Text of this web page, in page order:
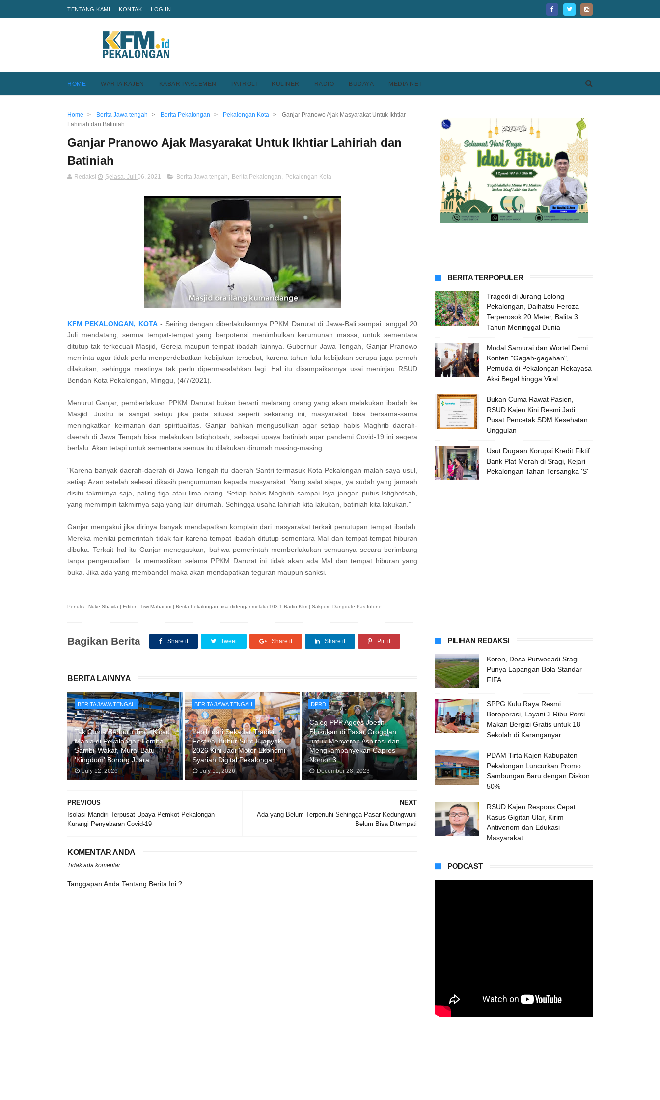
TENTANG KAMI KONTAK LOG IN
HOME WARTA KAJEN KABAR PARLEMEN PATROLI KULINER RADIO BUDAYA MEDIA NET
Home > Berita Jawa tengah > Berita Pekalongan > Pekalongan Kota >
Ganjar Pranowo Ajak Masyarakat Untuk Ikhtiar
Lahiriah dan Batiniah
Ganjar Pranowo Ajak Masyarakat Untuk Ikhtiar Lahiriah dan
Batiniah
Redaksi Selasa, Juli 06, 2021 Berita Jawa tengah, Berita Pekalongan, Pekalongan Kota
KFM PEKALONGAN, KOTA- Seiring dengan diberlakukannya PPKM Darurat di Jawa-Bali sampai tanggal 20
Juli mendatang, semua tempat-tempat yang berpotensi menimbulkan kerumunan massa, untuk sementara
ditutup tak terkecuali Masjid, Gereja maupun tempat ibadah lainnya. Gubernur Jawa Tengah, Ganjar Pranowo
meminta agar tidak perlu menperdebatkan kebijakan tersebut, karena tahun lalu kebijakan serupa juga pernah
dilakukan, sehingga mestinya tak perlu dipermasalahkan lagi. Hal itu disampaikannya usai meninjau RSUD
Bendan Kota Pekalongan, Minggu, (4/7/2021).
Menurut Ganjar, pemberlakuan PPKM Darurat bukan berarti melarang orang yang akan melakukan ibadah ke
Masjid. Justru ia sangat setuju jika pada situasi seperti sekarang ini, masyarakat bisa bersama-sama
meningkatkan keimanan dan spiritualitas. Ganjar bahkan mengusulkan agar setiap habis Maghrib daerah-
daerah di Jawa Tengah bisa melakukan Istighotsah, sebagai upaya batiniah agar pandemi Covid-19 ini segera
berlalu. Akan tetapi untuk sementara semua itu dilakukan dirumah masing-masing.
"Karena banyak daerah-daerah di Jawa Tengah itu daerah Santri termasuk Kota Pekalongan malah saya usul,
setiap Azan setelah selesai dikasih pengumuman kepada masyarakat. Yang salat siapa, ya sudah yang jamaah
disitu takmirnya saja, paling tiga atau lima orang. Setiap habis Maghrib sampai Isya jangan putus Istighotsah,
yang memimpin takmirnya saja yang lain dirumah. Sehingga usaha lahiriah kita lakukan, batiniah kita lakukan."
Ganjar mengakui jika dirinya banyak mendapatkan komplain dari masyarakat terkait penutupan tempat ibadah.
Mereka menilai pemerintah tidak fair karena tempat ibadah ditutup sementara Mal dan tempat-tempat hiburan
dibuka. Terkait hal itu Ganjar menegaskan, bahwa pemerintah memberlakukan semuanya secara berimbang
tanpa pengecualian. Ia memastikan selama PPKM Darurat ini tidak akan ada Mal dan tempat hiburan yang
buka. Jika ada yang membandel maka akan mendapatkan teguran maupun sanksi
Penulis : Nuke Shavila | Editor : Tiwi Maharani | Berita Pekalongan bisa didengar melalui 103.1 Radio Kfm | Sakpore Dangdute Pas Infone
Bagikan Berita Share it Tweet Share it Share it Pin it
BERITA LAINNYA
BERITA JAWA TENGAH
Tak Cuma Berburu Trofi, Kicau
Mania di Pekalongan Lomba
Sambil Wakaf, Murai Batu
'Kingdom' Borong Juara
July 12, 2026
BERITA JAWA TENGAH
Lebih dari Sekadar Tradisi,
Festival Bubur Suro Krapyak
2026 Kini Jadi Motor Ekonomi
Syariah Digital Pekalongan
July 11, 2026
DPRD
Caleg PPP Agoes Joesni
Blusukan di Pasar Grogolan
untuk Menyerap Aspirasi dan
Mengkampanyekan Capres
Nomor 3
December 28, 2023
NEXT
Ada yang Belum Terpenuhi Sehingga Pasar Kedungwuni
Belum Bisa Ditempati
PREVIOUS
Isolasi Mandiri Terpusat Upaya Pemkot Pekalongan
Kurangi Penyebaran Covid-19
KOMENTAR ANDA
Tidak ada komentar
Tanggapan Anda Tentang Berita Ini ?
BERITA TERPOPULER
Tragedi di Jurang Lolong
Pekalongan, Daihatsu Feroza
Terperosok 20 Meter, Balita 3
Tahun Meninggal Dunia
Modal Samurai dan Wortel Demi
Konten "Gagah-gagahan",
Pemuda di Pekalongan Rekayasa
Aksi Begal hingga Viral
Bukan Cuma Rawat Pasien,
RSUD Kajen Kini Resmi Jadi
Pusat Pencetak SDM Kesehatan
Unggulan
Usut Dugaan Korupsi Kredit Fiktif
Bank Plat Merah di Sragi, Kejari
Pekalongan Tahan Tersangka 'S'
PILIHAN REDAKSI
Keren, Desa Purwodadi Sragi
Punya Lapangan Bola Standar
FIFA
SPPG Kulu Raya Resmi
Beroperasi, Layani 3 Ribu Porsi
Makan Bergizi Gratis untuk 18
Sekolah di Karanganyar
PDAM Tirta Kajen Kabupaten
Pekalongan Luncurkan Promo
Sambungan Baru dengan Diskon
50%
RSUD Kajen Respons Cepat
Kasus Gigitan Ular, Kirim
Antivenom dan Edukasi
Masyarakat
PODCAST